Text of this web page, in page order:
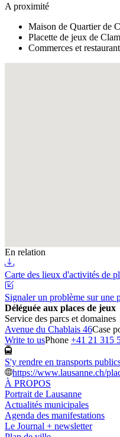
A proximité
Maison de Quartier de
Placette de jeux de
Commerces et
En relation
Carte des lieux d'activités de
Signaler un problème sur une
Déléguée aux places de jeux
Service des parcs et domaines
Avenue du Chablais 46Case
Write to usPhone +41 21 315
S'y rendre en transports
https://www.lausanne.ch/
À PROPOS
Portrait de Lausanne
Actualités municipales
Agenda des manifestations
Le Journal + newsletter